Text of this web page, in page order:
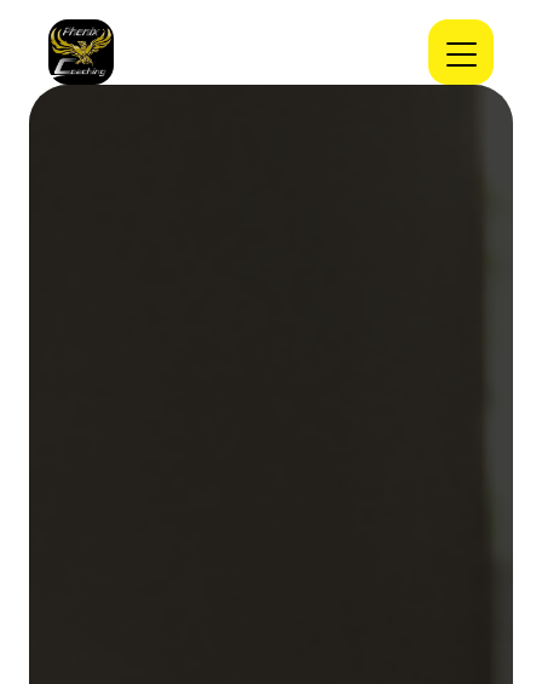
Panneau de gestion des cookies